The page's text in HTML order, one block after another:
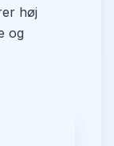
høj
og